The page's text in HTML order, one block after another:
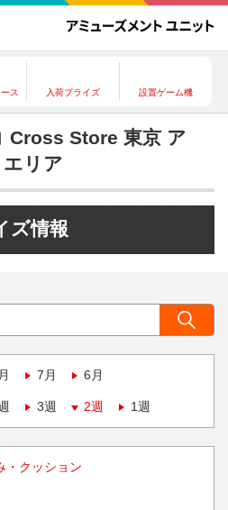
ス 入荷プライズ 設置ゲーム機
Cross Store 東京 ア
リア
ズ情報
7月 6月
3週 2週 1週
・クッション